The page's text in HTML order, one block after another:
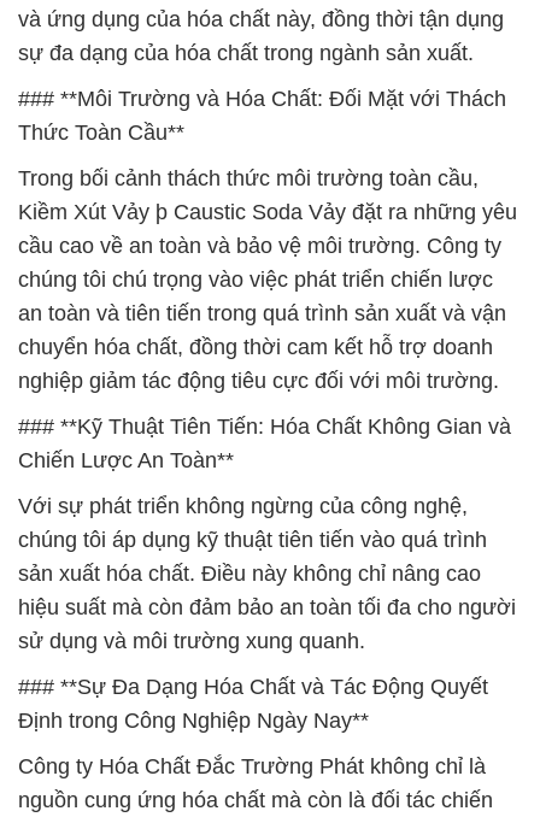
và ứng dụng của hóa chất này, đồng thời tận dụng
sự đa dạng của hóa chất trong ngành sản xuất.
### **Môi Trường và Hóa Chất: Đối Mặt với Thách
Thức Toàn Cầu**
Trong bối cảnh thách thức môi trường toàn cầu,
Kiềm Xút Vảy þ Caustic Soda Vảy đặt ra những yêu
cầu cao về an toàn và bảo vệ môi trường. Công ty
chúng tôi chú trọng vào việc phát triển chiến lược
an toàn và tiên tiến trong quá trình sản xuất và vận
chuyển hóa chất, đồng thời cam kết hỗ trợ doanh
nghiệp giảm tác động tiêu cực đối với môi trường.
### **Kỹ Thuật Tiên Tiến: Hóa Chất Không Gian và
Chiến Lược An Toàn**
Với sự phát triển không ngừng của công nghệ,
chúng tôi áp dụng kỹ thuật tiên tiến vào quá trình
sản xuất hóa chất. Điều này không chỉ nâng cao
hiệu suất mà còn đảm bảo an toàn tối đa cho người
sử dụng và môi trường xung quanh.
### **Sự Đa Dạng Hóa Chất và Tác Động Quyết
Định trong Công Nghiệp Ngày Nay**
Công ty Hóa Chất Đắc Trường Phát không chỉ là
nguồn cung ứng hóa chất mà còn là đối tác chiến